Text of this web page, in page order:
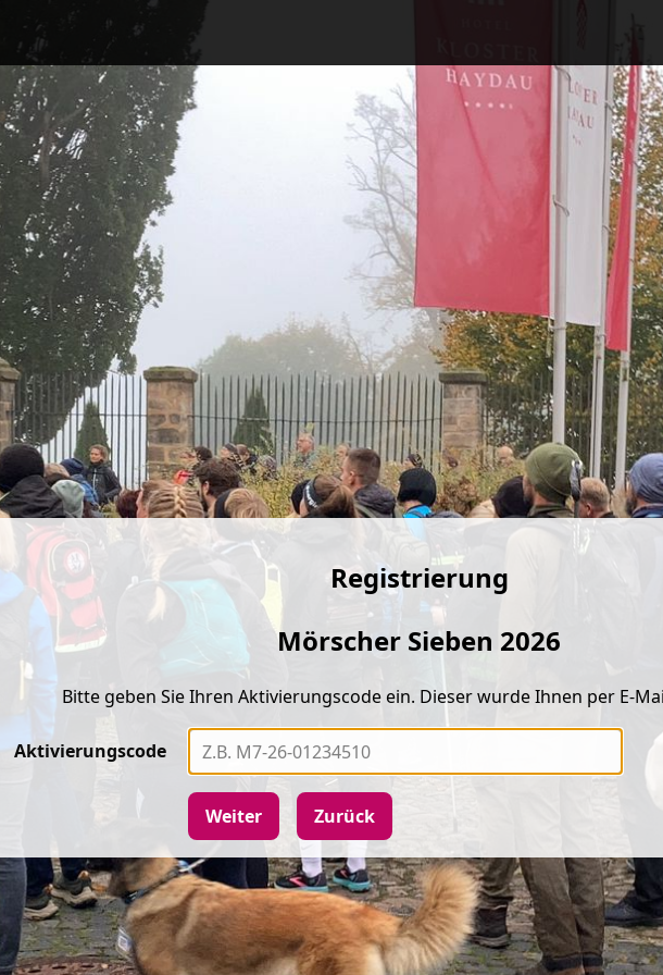
Registrierung
Mörscher Sieben 2026
Bitte geben Sie Ihren Aktivierungscode ein. Dieser wurde Ihnen per E-
Aktivierungscode
Weiter Zurück